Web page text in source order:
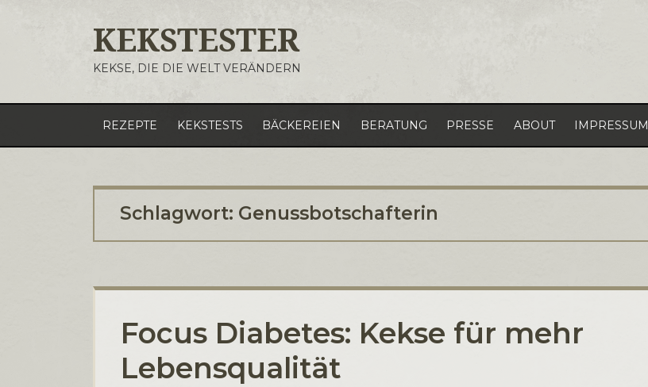
KEKSTESTER
KEKSE, DIE DIE WELT VERÄNDERN
REZEPTE KEKSTESTS BÄCKEREIEN BERATUNG PRESSE ABOUT IMPRESSUM
Schlagwort: Genussbotschafterin
Focus Diabetes: Kekse für mehr
Lebensqualität